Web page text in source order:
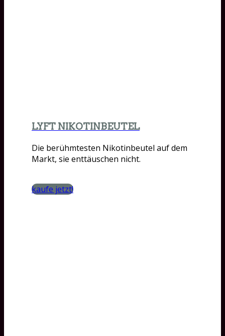
LYFT NIKOTINBEUTEL
Die berühmtesten Nikotinbeutel auf dem
Markt, sie enttäuschen nicht.
kaufe jetzt!